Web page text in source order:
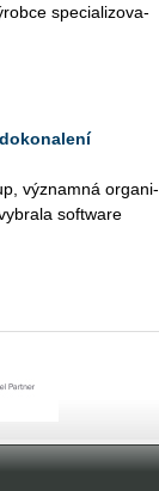
spe­ci­a­li­zo­va­
vý­znam­ná or­ga­ni­
soft­ware